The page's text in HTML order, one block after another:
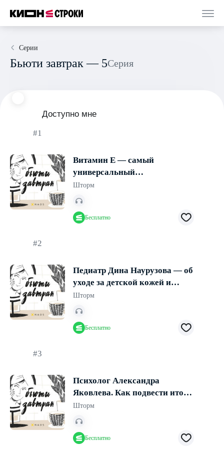
Серии
Бьюти завтрак — 5 Серия
Доступно мне
#1
Витамин Е — самый
универсальный
антиоксидант?
Шторм
Бесплатно
#2
Педиатр Дина Наурузова — об
уходе за детской кожей и
атопическом дерматите у
малышей
Шторм
Бесплатно
#3
Психолог Александра
Яковлева. Как подвести итоги
года, построить планы и
позаботиться о себе в трудные
Шторм
Бесплатно